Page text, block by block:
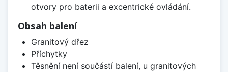
otvory pro baterii a excentrické ovládání.
Obsah balení
Granitový dřez
Příchytky
Těsnění není součástí balení, u granitových